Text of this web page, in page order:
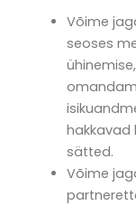
Võime
seoses
hakkavad
sätted.
Võime